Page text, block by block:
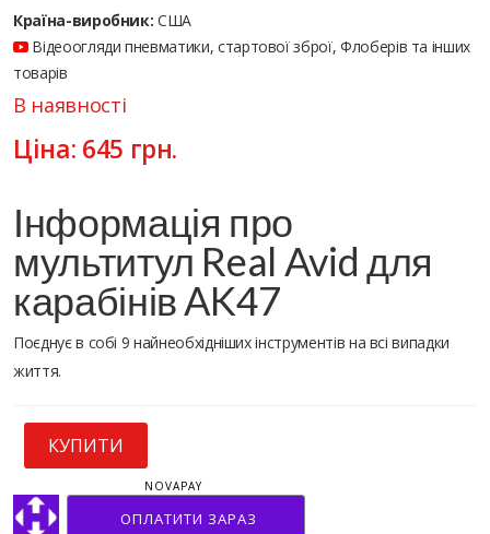
Країна-виробник: США
Відеоогляди пневматики, стартової зброї, Флоберів та інших
товарів
В наявності
Ціна: 645 грн.
Інформація про
мультитул Real Avid для
карабінів AK47
Поєднує в собі 9 найнеобхідніших інструментів на всі випадки
життя.
КУПИТИ
ОПЛАТИТИ ЗАРАЗ
NOVAPAY